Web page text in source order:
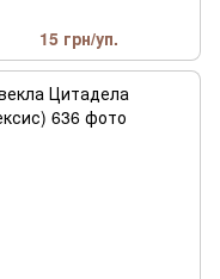
15 грн/уп.